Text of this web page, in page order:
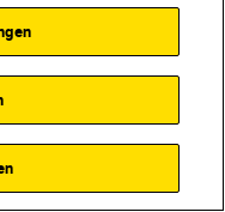
Üben Orte,
Beispiel die
Kneipen
Umgebung
ihr ein kleines
wie